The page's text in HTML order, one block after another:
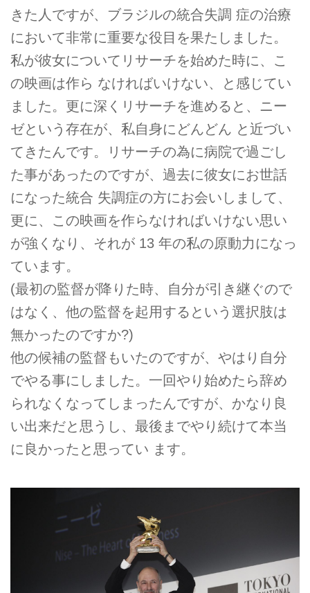
きた人ですが、ブラジルの統合失調 症の治療
において非常に重要な役目を果たしました。
私が彼女についてリサーチを始めた時に、こ
の映画は作ら なければいけない、と感じてい
ました。更に深くリサーチを進めると、ニー
ゼという存在が、私自身にどんどん と近づい
てきたんです。リサーチの為に病院で過ごし
た事があったのですが、過去に彼女にお世話
になった統合 失調症の方にお会いしまして、
更に、この映画を作らなければいけない思い
が強くなり、それが 13 年の私の原動力になっ
ています。
(最初の監督が降りた時、自分が引き継ぐので
はなく、他の監督を起用するという選択肢は
無かったのですか?)
他の候補の監督もいたのですが、やはり自分
でやる事にしました。一回やり始めたら辞め
られなくなってしまったんですが、かなり良
い出来だと思うし、最後までやり続けて本当
に良かったと思ってい ます。